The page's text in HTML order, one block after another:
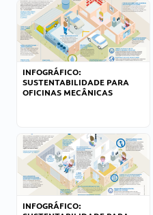
INFOGRÁFICO:
SUSTENTABILIDADE PARA
OFICINAS MECÂNICAS
INFOGRÁFICO: